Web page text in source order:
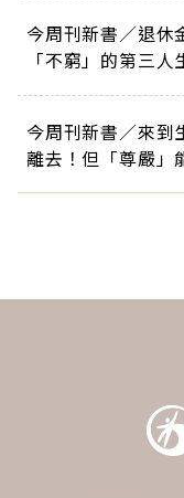
今周刊新書／退休
「不窮」的第三人
今周刊新書／來到
離去！但「尊嚴」